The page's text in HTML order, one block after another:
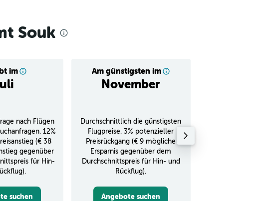
Souk
im Am günstigsten im
November
nach Flügen
12%
(€ 38
gegenüber
für Hin-
suchen
Durchschnittlich die günstigsten
Flugpreise. 3% potenzieller
Preisrückgang (€ 9 mögliche
Ersparnis gegenüber dem
Durchschnittspreis für Hin- und
Rückflug).
Angebote suchen